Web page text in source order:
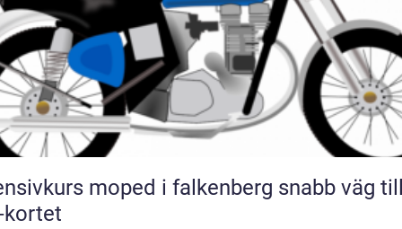
moped i falkenberg snabb väg till
kortet